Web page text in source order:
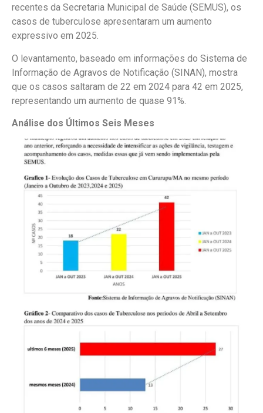
recentes da Secretaria Municipal de Saúde (SEMUS), os
casos de tuberculose apresentaram um aumento
expressivo em 2025.
O levantamento, baseado em informações do Sistema de
Informação de Agravos de Notificação (SINAN), mostra
que os casos saltaram de 22 em 2024 para 42 em 2025,
representando um aumento de quase 91%.
Análise dos Últimos Seis Meses